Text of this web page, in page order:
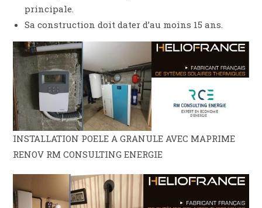
principale.
Sa construction doit dater d’au moins 15 ans.
INSTALLATION POELE A GRANULE AVEC MAPRIME
RENOV RM CONSULTING ENERGIE